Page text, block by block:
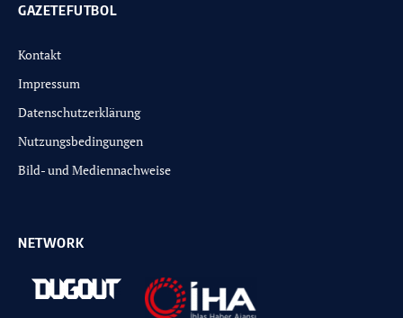
GAZETEFUTBOL
Kontakt
Impressum
Datenschutzerklärung
Nutzungsbedingungen
Bild- und Mediennachweise
NETWORK